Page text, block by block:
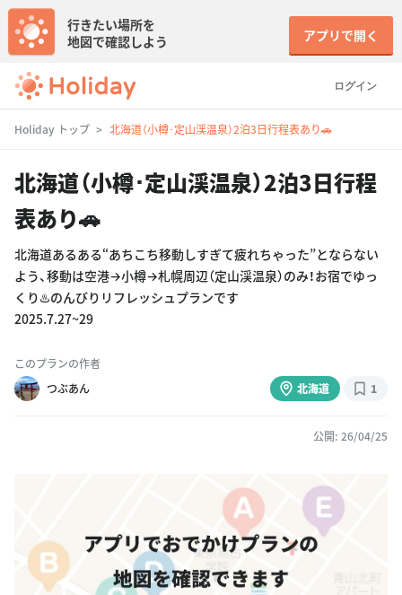
ログイン
行きたい場所を
地図で確認しよう
アプリで開く
Holiday トップ 北海道（小樽･定山渓温泉）2泊3日行程表あり🚗
北海道（小樽･定山渓温泉）2泊3日行程
表あり🚗
北海道あるある“あちこち移動しすぎて疲れちゃった”とならない
よう、移動は空港→小樽→札幌周辺（定山渓温泉）のみ！お宿でゆっ
くり♨️のんびりリフレッシュプランです
2025.7.27~29
このプランの作者
つぶあん
北海道 1
公開: 26/04/25